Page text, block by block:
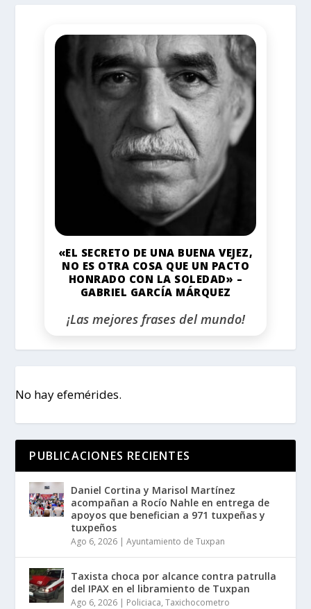
«EL SECRETO DE UNA BUENA VEJEZ,
NO ES OTRA COSA QUE UN PACTO
HONRADO CON LA SOLEDAD» –
GABRIEL GARCÍA MÁRQUEZ
¡Las mejores frases del mundo!
No hay efemérides.
PUBLICACIONES RECIENTES
Daniel Cortina y Marisol Martínez
acompañan a Rocío Nahle en entrega de
apoyos que benefician a 971 tuxpeñas y
tuxpeños
Ago 6, 2026 |Ayuntamiento de Tuxpan
Taxista choca por alcance contra patrulla
del IPAX en el libramiento de Tuxpan
Ago 6, 2026 | Policiaca,Taxichocometro